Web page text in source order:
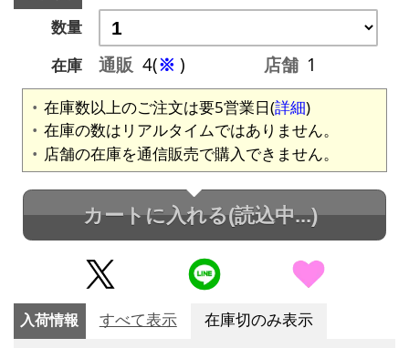
数量
在庫
通販 4(※ ) 店舗 1
在庫数以上のご注文は要5営業日(詳細)
在庫の数はリアルタイムではありません。
店舗の在庫を通信販売で購入できません。
カートに入れる(読込中...)
入荷情報 すべて表示 在庫切のみ表示